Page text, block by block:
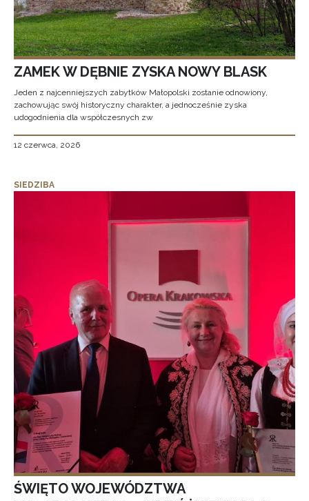
ZAMEK W DĘBNIE ZYSKA NOWY BLASK
Jeden z najcenniejszych zabytków Małopolski zostanie odnowiony,
zachowując swój historyczny charakter, a jednocześnie zyska
udogodnienia dla współczesnych zw
12 czerwca, 2026
SIEDZIBA
ŚWIĘTO WOJEWÓDZTWA